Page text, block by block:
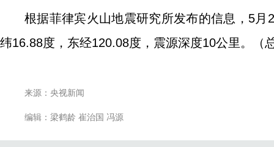
根据菲律宾火山地震研究所发布的信息，5
纬16.88度，东经120.08度，震源深度10公里。（
来源：央视新闻
编辑：梁鹤龄 崔治国 冯源